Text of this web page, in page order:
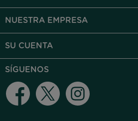
NUESTRA EMPRESA
SU CUENTA
SÍGUENOS
Facebook Twitter